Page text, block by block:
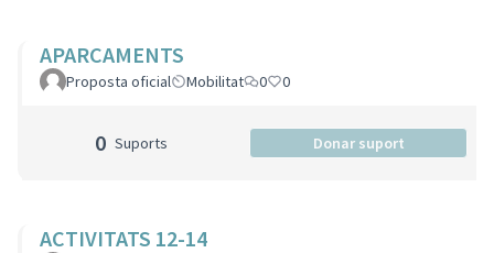
APARCAMENTS
Proposta oficial Mobilitat 0 0
0 Suports Donar suport
ACTIVITATS 12-14